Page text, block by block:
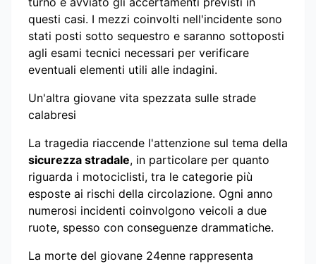
questi casi. I mezzi coinvolti nell'incidente sono
stati posti sotto sequestro e saranno sottoposti
agli esami tecnici necessari per verificare
eventuali elementi utili alle indagini.
Un'altra giovane vita spezzata sulle strade
calabresi
La tragedia riaccende l'attenzione sul tema della
sicurezza stradale, in particolare per quanto
riguarda i motociclisti, tra le categorie più
esposte ai rischi della circolazione. Ogni anno
numerosi incidenti coinvolgono veicoli a due
ruote, spesso con conseguenze drammatiche.
La morte del giovane 24enne rappresenta